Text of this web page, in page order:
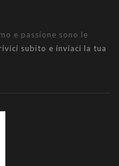
e passione sono le
subito e inviaci la tua